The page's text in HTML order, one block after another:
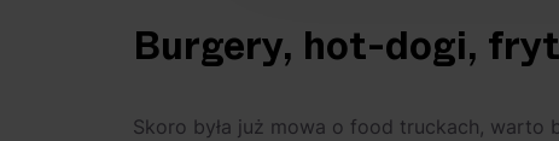
Burgery, hot-dogi,
Skoro była już mowa o food truckach, warto